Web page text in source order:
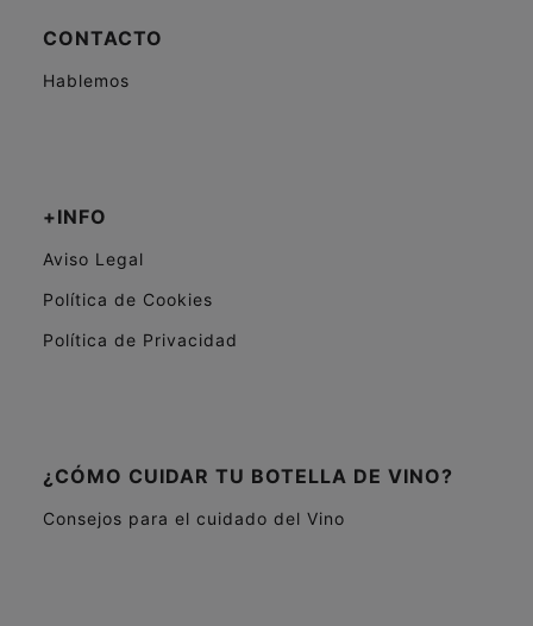
CONTACTO
Hablemos
+INFO
Aviso Legal
Política de Cookies
Política de Privacidad
¿CÓMO CUIDAR TU BOTELLA DE VINO?
Consejos para el cuidado del Vino